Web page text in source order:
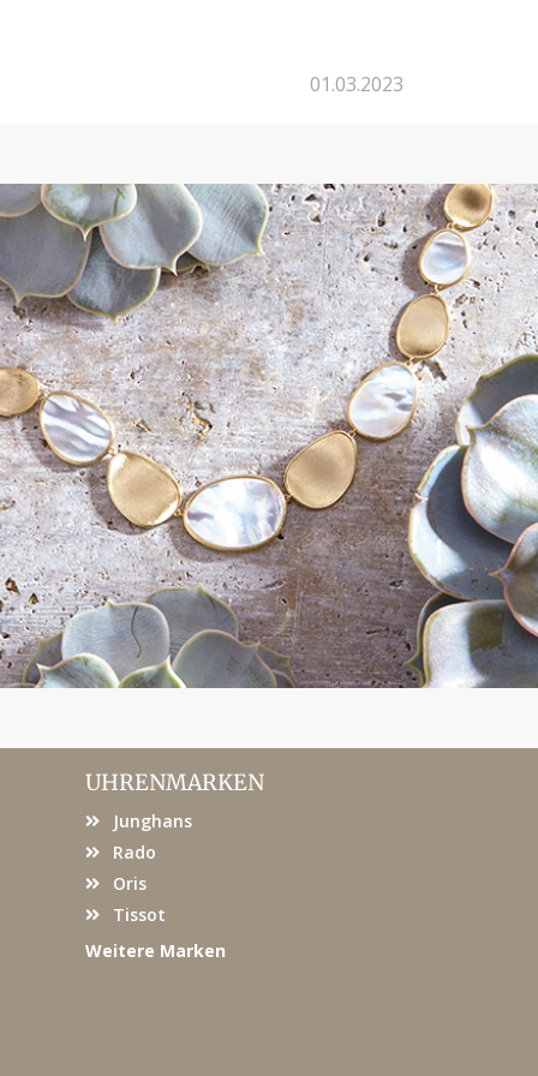
01.03.2023
UHRENMARKEN
Junghans
Rado
Oris
Tissot
Weitere Marken